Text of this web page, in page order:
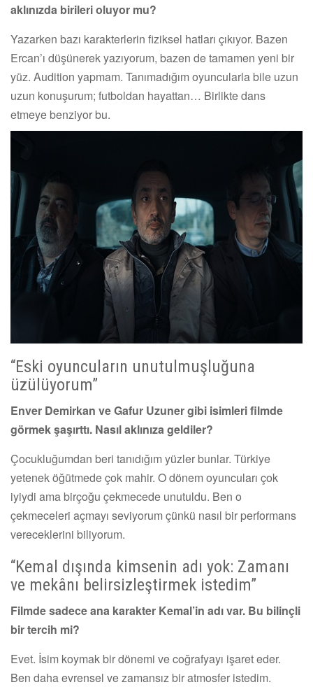
aklınızda birileri oluyor mu?
Yazarken bazı karakterlerin fiziksel hatları çıkıyor. Bazen
Ercan’ı düşünerek yazıyorum, bazen de tamamen yeni bir
yüz. Audition yapmam. Tanımadığım oyuncularla bile uzun
uzun konuşurum; futboldan hayattan… Birlikte dans
etmeye benziyor bu.
“Eski oyuncuların unutulmuşluğuna
üzülüyorum”
Enver Demirkan ve Gafur Uzuner gibi isimleri filmde
görmek şaşırttı. Nasıl aklınıza geldiler?
Çocukluğumdan beri tanıdığım yüzler bunlar. Türkiye
yetenek öğütmede çok mahir. O dönem oyuncuları çok
iyiydi ama birçoğu çekmecede unutuldu. Ben o
çekmeceleri açmayı seviyorum çünkü nasıl bir performans
vereceklerini biliyorum.
“Kemal dışında kimsenin adı yok: Zamanı
ve mekânı belirsizleştirmek istedim”
Filmde sadece ana karakter Kemal’in adı var. Bu bilinçli
bir tercih mi?
Evet. İsim koymak bir dönemi ve coğrafyayı işaret eder.
Ben daha evrensel ve zamansız bir atmosfer istedim.